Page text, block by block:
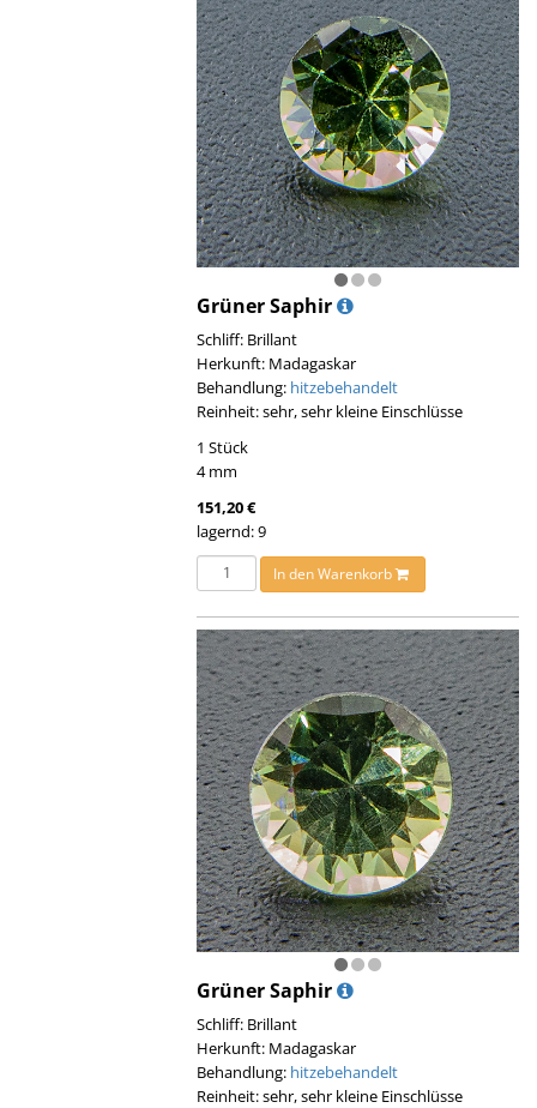
Grüner Saphir
Schliff: Brillant
Herkunft: Madagaskar
Behandlung: hitzebehandelt
Reinheit: sehr, sehr kleine Einschlüsse
1 Stück
4 mm
151,20 €
lagernd: 9
In den Warenkorb
Grüner Saphir
Schliff: Brillant
Herkunft: Madagaskar
Behandlung: hitzebehandelt
Reinheit: sehr, sehr kleine Einschlüsse